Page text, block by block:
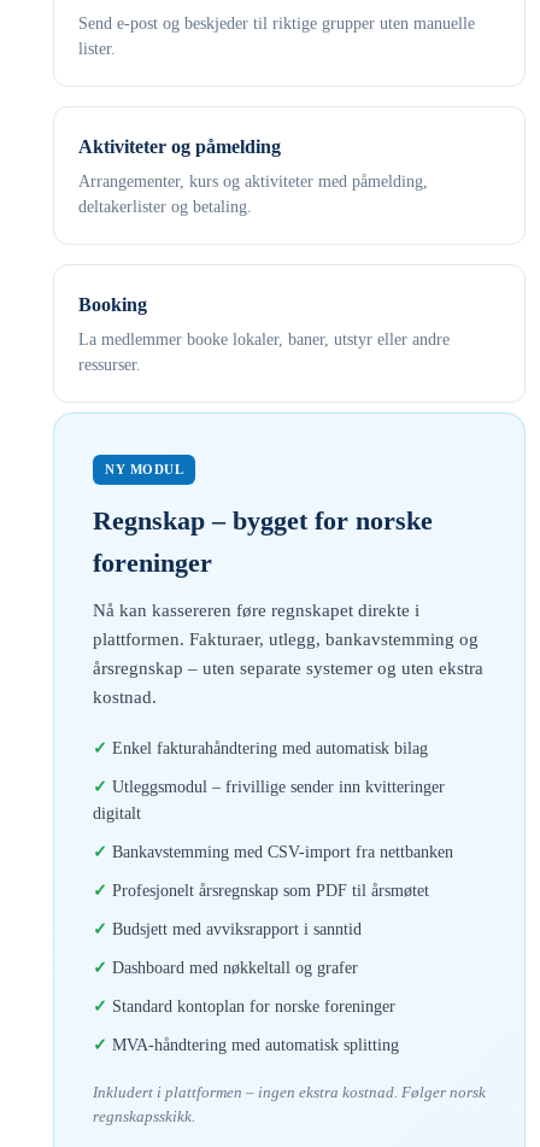
Send e-post og beskjeder til riktige grupper uten manuelle
lister.
Aktiviteter og påmelding
Arrangementer, kurs og aktiviteter med påmelding,
deltakerlister og betaling.
Booking
La medlemmer booke lokaler, baner, utstyr eller andre
ressurser.
NY MODUL
Regnskap – bygget for norske
foreninger
Nå kan kassereren føre regnskapet direkte i
plattformen. Fakturaer, utlegg, bankavstemming og
årsregnskap – uten separate systemer og uten ekstra
kostnad.
Enkel fakturahåndtering med automatisk bilag
Utleggsmodul – frivillige sender inn kvitteringer
digitalt
Bankavstemming med CSV-import fra nettbanken
Profesjonelt årsregnskap som PDF til årsmøtet
Budsjett med avviksrapport i sanntid
Dashboard med nøkkeltall og grafer
Standard kontoplan for norske foreninger
MVA-håndtering med automatisk splitting
Inkludert i plattformen – ingen ekstra kostnad. Følger norsk
regnskapsskikk.